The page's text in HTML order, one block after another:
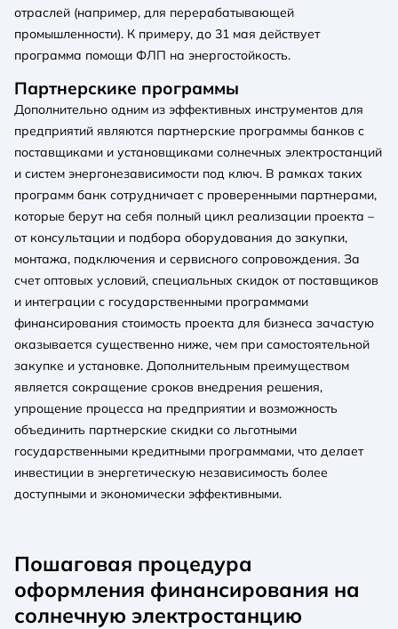
отраслей (например, для перерабатывающей
промышленности). К примеру, до 31 мая действует
программа помощи ФЛП на энергостойкость.
Партнерскике программы
Дополнительно одним из эффективных инструментов для
предприятий являются партнерские программы банков с
поставщиками и установщиками солнечных электростанций
и систем энергонезависимости под ключ. В рамках таких
программ банк сотрудничает с проверенными партнерами,
которые берут на себя полный цикл реализации проекта –
от консультации и подбора оборудования до закупки,
монтажа, подключения и сервисного сопровождения. За
счет оптовых условий, специальных скидок от поставщиков
и интеграции с государственными программами
финансирования стоимость проекта для бизнеса зачастую
оказывается существенно ниже, чем при самостоятельной
закупке и установке. Дополнительным преимуществом
является сокращение сроков внедрения решения,
упрощение процесса на предприятии и возможность
объединить партнерские скидки со льготными
государственными кредитными программами, что делает
инвестиции в энергетическую независимость более
доступными и экономически эффективными.
Пошаговая процедура
оформления финансирования на
солнечную электростанцию